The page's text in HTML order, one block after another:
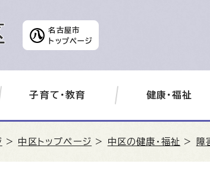
名古屋市
トップページ
子育て・教育 健康・福祉
> 中区トップページ > 中区の健康・福祉 > 障